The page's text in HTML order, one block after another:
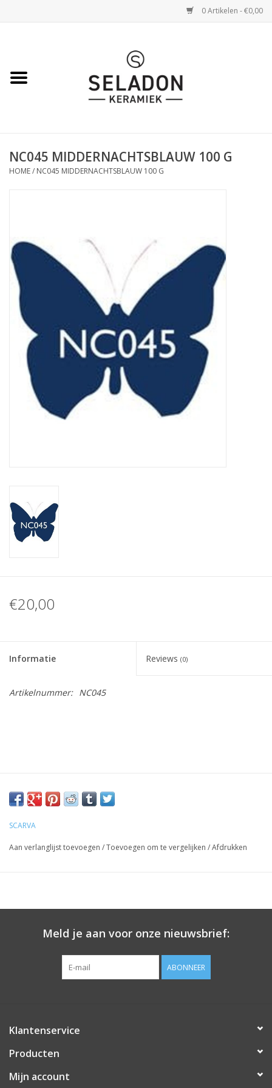
0 Artikelen - €0,00
VERZENDING
NC045 MIDDERNACHTSBLAUW 100 G
HOME/ NC045 MIDDERNACHTSBLAUW 100 G
€20,00
Informatie Reviews (0)
Artikelnummer: NC045
SCARVA
Aan verlanglijst toevoegen /Toevoegen om te vergelijken /Afdrukken
Meld je aan voor onze nieuwsbrief:
ABONNEER
Klantenservice
Producten
Mijn account